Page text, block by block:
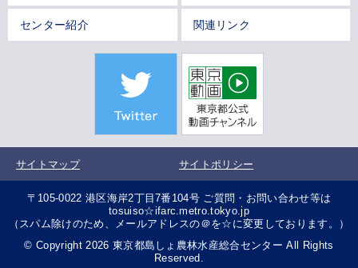
センター紹介 関連リンク
サイトマップ サイトポリシー
〒105-0022 港区海岸2丁目7番104号 ご質問・お問い合わせ等は
tosuiso☆ifarc.metro.tokyo.jp
（スパム除けのため、メールアドレスの＠を☆に変更しております。）
© Copyright 2026 東京都島しょ農林水産総合センター All Rights
Reserved.